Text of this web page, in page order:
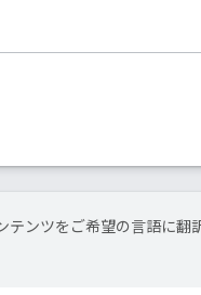
テンツをご希望の言語に翻